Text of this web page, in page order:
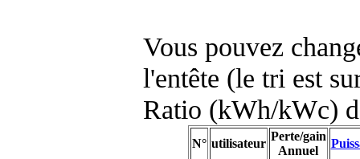
Vous pouvez
l'entête (le tri est
Ratio (kWh/kWc)
N° utilisateur
Perte/gain
Annuel